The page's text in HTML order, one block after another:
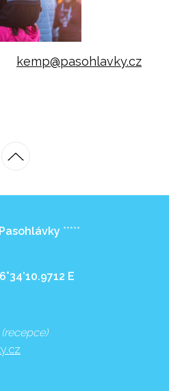
kemp@pasohlavky.cz
*****
E
(recepce)